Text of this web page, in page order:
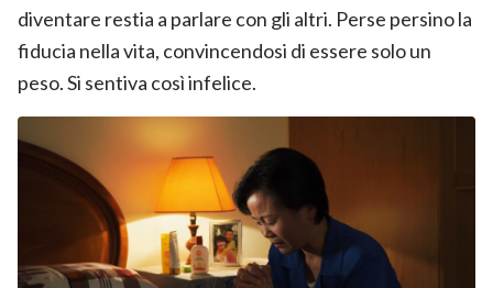
diventare restia a parlare con gli altri. Perse persino la
fiducia nella vita, convincendosi di essere solo un
peso. Si sentiva così infelice.